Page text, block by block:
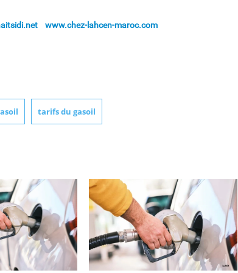
www.chez-lahcen-maroc.com
tarifs du gasoil